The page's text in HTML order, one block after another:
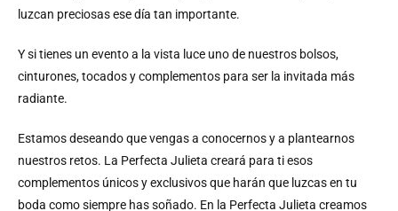
luzcan preciosas ese día tan importante.
Y si tienes un evento a la vista luce uno de nuestros bolsos,
cinturones, tocados y complementos para ser la invitada más
radiante.
Estamos deseando que vengas a conocernos y a plantearnos
nuestros retos. La Perfecta Julieta creará para ti esos
complementos únicos y exclusivos que harán que luzcas en tu
boda como siempre has soñado. En la Perfecta Julieta creamos